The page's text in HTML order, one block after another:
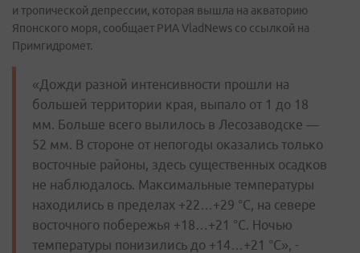
и тропической депрессии, которая вышла на акваторию
Японского моря, сообщает РИА VladNews со ссылкой на
Примгидромет.
«Дожди разной интенсивности прошли на
большей территории края, выпало от 1 до 18
мм. Больше всего вылилось в Лесозаводске —
52 мм. В стороне от непогоды оказались только
восточные районы, здесь существенных осадков
не наблюдалось. Максимальные температуры
находились в пределах +22…+29 °C, на севере
восточного побережья +18…+21 °C. Ночью
температуры понизились до +14…+21 °C», -